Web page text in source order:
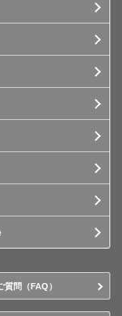
質問（FAQ）